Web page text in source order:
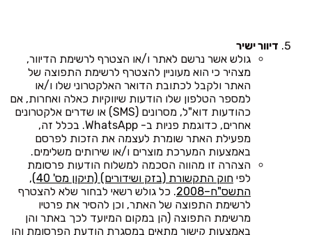
דיוור ישיר
גולש אשר נרשם לאתר ו/או הצטרף לרשימת הדיוור,
מצהיר כי הוא מעוניין להצטרף לרשימת התפוצה של
האתר ולקבל לכתובת הדואר האלקטרוני שלו ו/או
למספר הטלפון שלו הודעות שיווקיות כאלה ואחרות, אם
כהודעות דוא"ל, מסרונים (SMS) או שדרים אלקטרונים
אחרים, כדוגמת פניות ב- WhatsApp. בכלל זה,
מפעילת האתר שומרת לעצמה את הזכות לפרסם
באמצעות המערכת מוצרים ו/או שירותים משלימים.
הצהרה זו מהווה הסכמה למשלוח הודעות פרסומת
לפי
חוק התקשורת (בזק ושידורים) (תיקון מס' 40),
התשס"ח–2008
. כל גולש רשאי לבחור שלא להצטרף
לרשימת התפוצה של האתר, וכן להסיר את פרטיו
מרשימת התפוצה (הן במקום המיועד לכך באתר והן
באמצעות קישור מתאים במסגרת הודעת הפרסומת והן